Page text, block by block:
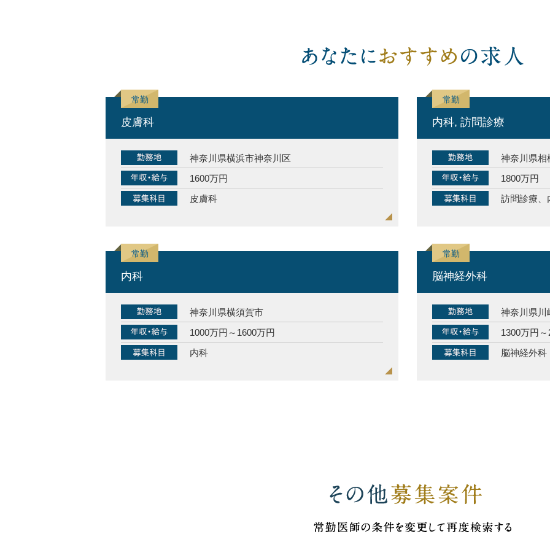
皮膚科
神奈川県横浜市神奈川区
1600万円
皮膚科
内科, 訪問診療
神奈川県相
1800万円
訪問診療、
内科
神奈川県横須賀市
1000万円～1600万円
内科
脳神経外科
神奈川県川
1300万円
脳神経外科